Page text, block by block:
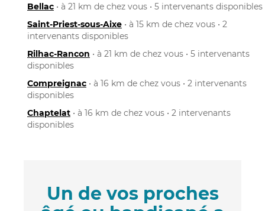
Bellac • à 21 km de chez vous • 5 intervenants disponibles
Saint-Priest-sous-Aixe • à 15 km de chez vous • 2
intervenants disponibles
Rilhac-Rancon • à 21 km de chez vous • 5 intervenants
disponibles
Compreignac • à 16 km de chez vous • 2 intervenants
disponibles
Chaptelat • à 16 km de chez vous • 2 intervenants
disponibles
Un de vos proches